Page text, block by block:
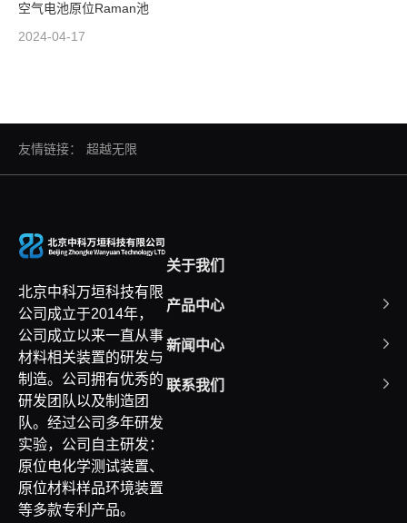
空气电池原位Raman池
2024-04-17
友情链接： 超越无限
北京中科万垣科技有限
公司成立于2014年，
公司成立以来一直从事
材料相关装置的研发与
制造。公司拥有优秀的
研发团队以及制造团
队。经过公司多年研发
实验，公司自主研发：
原位电化学测试装置、
原位材料样品环境装置
等多款专利产品。
关于我们
产品中心
新闻中心
联系我们